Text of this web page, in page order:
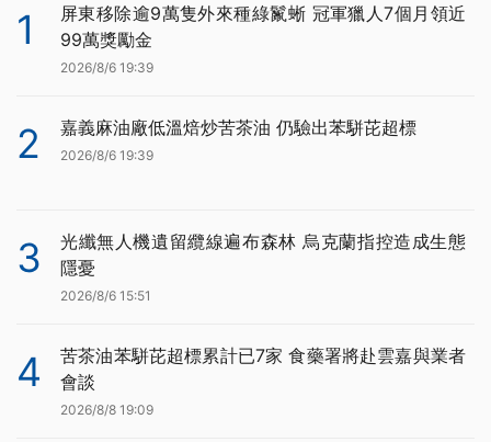
1
屏東移除逾9萬隻外來種綠鬣蜥 冠軍獵人7個月領近
99萬獎勵金
2026/8/6 19:39
2 嘉義麻油廠低溫焙炒苦茶油 仍驗出苯駢芘超標
2026/8/6 19:39
3
光纖無人機遺留纜線遍布森林 烏克蘭指控造成生態
隱憂
2026/8/6 15:51
4
苦茶油苯駢芘超標累計已7家 食藥署將赴雲嘉與業者
會談
2026/8/8 19:09